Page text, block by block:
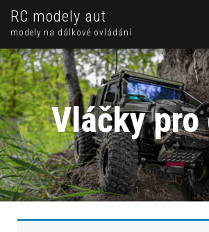
RC modely aut
modely na dálkové ovládání
Vláčky pro